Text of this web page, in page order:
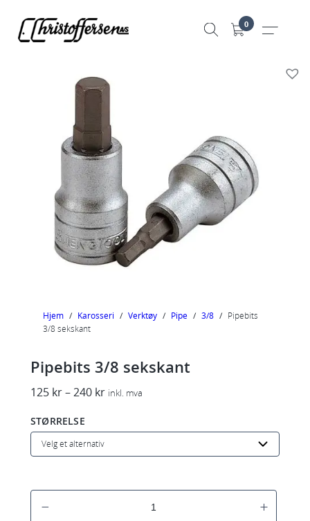
0
Hjem / Karosseri / Verktøy / Pipe / 3/8 / Pipebits
3/8 sekskant
Pipebits 3/8 sekskant
125 kr–240 krP
o
r
inkl. mva
STØRRELSE
P